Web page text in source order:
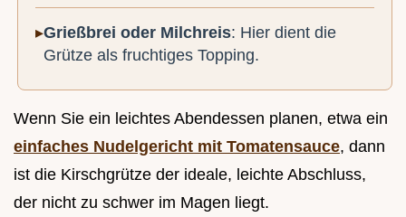
Grießbrei oder Milchreis: Hier dient die
Grütze als fruchtiges Topping.
Wenn Sie ein leichtes Abendessen planen, etwa ein
einfaches Nudelgericht mit Tomatensauce, dann
ist die Kirschgrütze der ideale, leichte Abschluss,
der nicht zu schwer im Magen liegt.